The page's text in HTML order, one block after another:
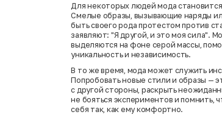
Для некоторых людей мода
Смелые образы, вызывающие наряды
быть своего рода протестом против
заявляют: "Я другой, и это моя сила".
выделяются на фоне серой массы,
уникальность и независимость.
В то же время, мода может служить
Попробовать новые стили и образы —
с другой стороны, раскрыть
не бояться экспериментов и помнить,
себя так, как ему комфортно.